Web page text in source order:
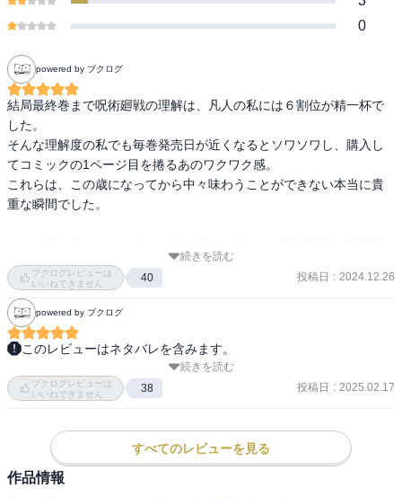
0
powered by ブクログ
結局最終巻まで呪術廻戦の理解は、凡人の私には６割位が精一杯で
した。
そんな理解度の私でも毎巻発売日が近くなるとソワソワし、購入し
てコミックの1ページ目を捲るあのワクワク感。
これらは、この歳になってから中々味わうことができない本当に貴
重な瞬間でした。
を高めようと思います。
続きを読む
ブクログレビューは
いいねできません
40 投稿日 : 2024.12.26
powered by ブクログ
このレビューはネタバレを含みます。
最後は東堂、乙骨（五条）と虎杖での戦いは目まぐるしくもハラハ
ラする展開。宿儺の想いも描かれており誰にでも悩みがあるのだな
続きを読む
ブクログレビューは
いいねできません
38 投稿日 : 2025.02.17
すべてのレビューを見る
作品情報